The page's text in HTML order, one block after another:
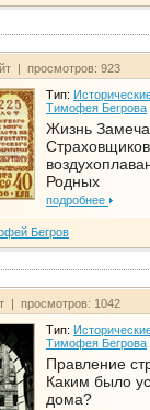
| просмотров: 923
Тип:
Тимофея Бегрова
Жизнь
Родных
подробнее
Бегров
| просмотров: 1042
Тип:
Тимофея Бегрова
Правление
Каким было
дома?